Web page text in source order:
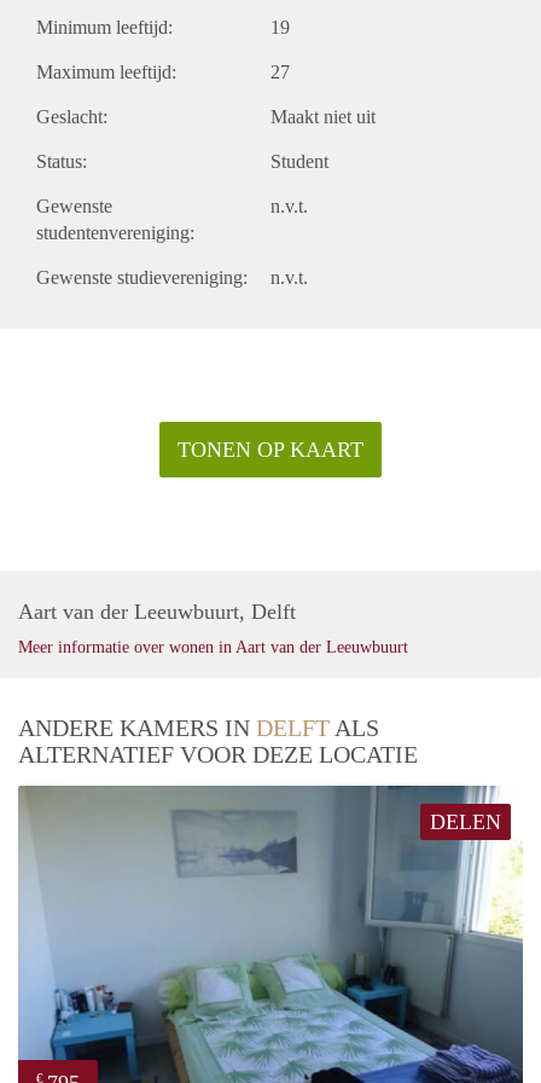
Minimum leeftijd: 19
Maximum leeftijd: 27
Geslacht: Maakt niet uit
Status: Student
Gewenste
studentenvereniging:
n.v.t.
Gewenste studievereniging: n.v.t.
TONEN OP KAART
Aart van der Leeuwbuurt, Delft
Meer informatie over wonen in Aart van der Leeuwbuurt
ANDERE KAMERS IN DELFTALS
ALTERNATIEF VOOR DEZE LOCATIE
DELEN
€